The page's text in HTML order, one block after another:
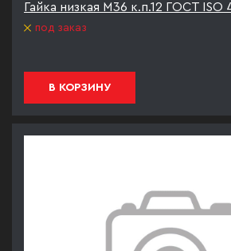
Гайка низкая М36 к.п.12 ГОСТ ISO
под заказ
В КОРЗИНУ